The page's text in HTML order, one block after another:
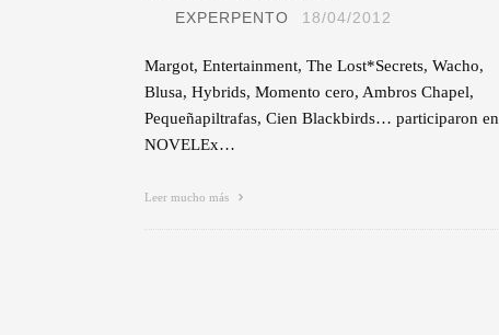
EXPERPENTO 18/04/2012
Margot, Entertainment, The Lost*Secrets, Wacho,
Blusa, Hybrids, Momento cero, Ambros Chapel,
Pequeñapiltrafas, Cien Blackbirds… participaron en
NOVELEx…
Leer mucho más